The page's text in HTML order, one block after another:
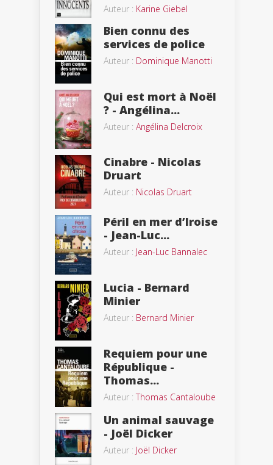
Auteur : Karine Giebel
Bien connu des
services de police
Auteur : Dominique Manotti
Qui est mort à Noël
? - Angélina...
Auteur : Angélina Delcroix
Cinabre - Nicolas
Druart
Auteur : Nicolas Druart
Péril en mer d’Iroise
- Jean-Luc...
Auteur : Jean-Luc Bannalec
Lucia - Bernard
Minier
Auteur : Bernard Minier
Requiem pour une
République -
Thomas...
Auteur :Thomas Cantaloube
Un animal sauvage
- Joël Dicker
Auteur : Joël Dicker